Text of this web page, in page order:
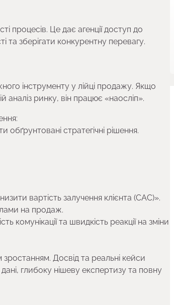
процесів. Це дає агенції доступ до
та зберігати конкурентну перевагу.
інструменту у лійці продажу. Якщо
аналіз ринку, він працює «наосліп».
обґрунтовані стратегічні рішення.
вартість залучення клієнта (CAC)».
на продаж.
комунікації та швидкість реакції на зміни
Досвід та реальні кейси
глибоку нішеву експертизу та повну